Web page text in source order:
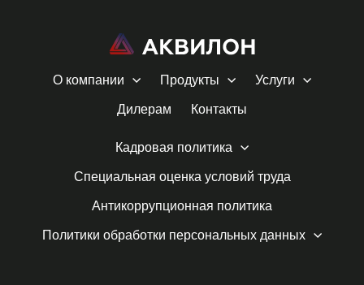
О компании Продукты Услуги
Дилерам Контакты
Кадровая политика
Специальная оценка условий труда
Антикоррупционная политика
Политики обработки персональных данных